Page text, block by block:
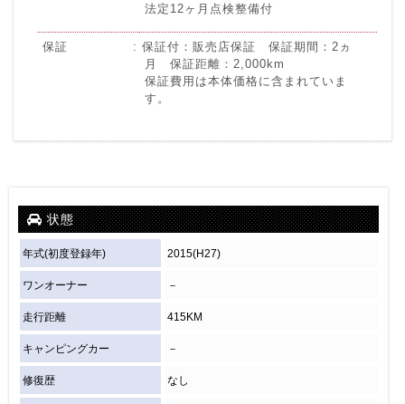
法定12ヶ月点検整備付
保証
保証付：販売店保証 保証期間：2ヵ
月 保証距離：2,000km
保証費用は本体価格に含まれていま
す。
状態
年式(初度登録年) 2015(H27)
ワンオーナー －
走行距離 415KM
キャンピングカー －
修復歴 なし